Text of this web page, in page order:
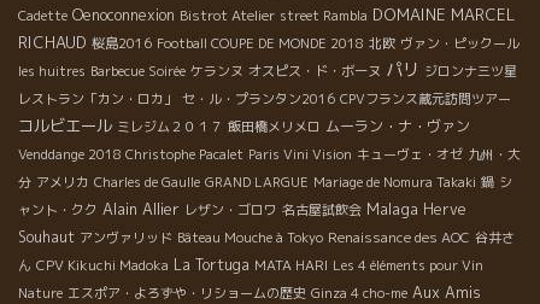
Cadette Oenoconnexion Bistrot Atelier street Rambla DOMAINE MARCEL
RICHAUD 桜島2016 Football COUPE DE MONDE 2018 北欧 ヴァン・ピックール
les huitres Barbecue Soirée ケランヌ オスピス・ド・ボーヌ パリ ジロンナ三ツ星
レストラン「カン・ロカ」
セ・ル・プランタン2016 CPVフランス蔵元訪問ツアー
コルビエール ミレジム２０１７ 飯田橋メリメロ ムーラン・ナ・ヴァン
Venddange 2018 Christophe Pacalet Paris Vini Vision キューヴェ・オゼ 九州・大
分 アメリカ Charles de Gaulle GRAND LARGUE Mariage de Nomura Takaki 鍋 シ
ャント・クク Alain Allier レザン・ゴロワ 名古屋試飲会 Malaga Herve
Souhaut アンヴァリッド Bâteau Mouche à Tokyo Renaissance des AOC 谷井さ
ん CPV Kikuchi Madoka La Tortuga MATA HARI Les 4 éléments pour Vin
Nature エスポア・よろずや・リショームの歴史 Ginza 4 cho-me Aux Amis